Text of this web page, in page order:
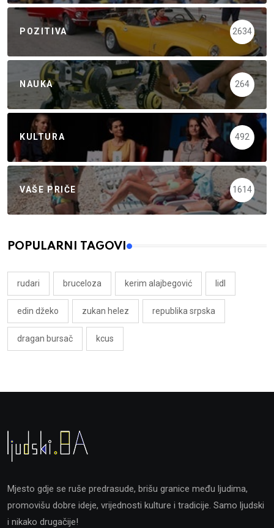
POZITIVA 2634
NAUKA 264
KULTURA 492
VAŠE PRIČE 1614
POPULARNI TAGOVI
rudari bruceloza kerim alajbegović lidl
edin džeko zukan helez republika srpska
dragan bursač kcus
Mjesto gdje se ruše predrasude, brišu granice među ljudima,
promovišu dobre ideje, vrijednosti kulture i tradicije. Samo ljudski
i nikako drugačije!